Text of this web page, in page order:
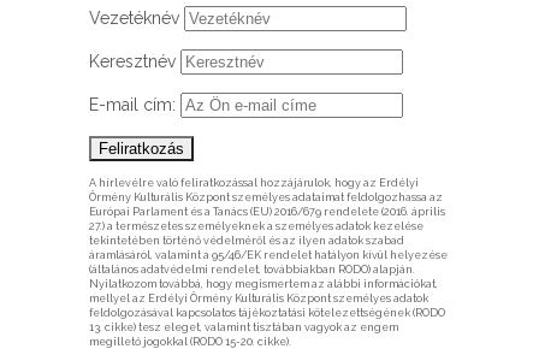
Vezetéknév
Keresztnév
E-mail cím:
A hírlevélre való feliratkozással hozzájárulok, hogy az Erdélyi
Örmény Kulturális Központ személyes adataimat feldolgozhassa az
Európai Parlament és a Tanács (EU) 2016/679 rendelete (2016. április
27.) a természetes személyeknek a személyes adatok kezelése
tekintetében történő védelméről és az ilyen adatok szabad
áramlásáról, valamint a 95/46/EK rendelet hatályon kívül helyezése
(általános adatvédelmi rendelet, továbbiakban RODO) alapján.
Nyilatkozom továbbá, hogy megismertem az alábbi információkat,
mellyel az Erdélyi Örmény Kulturális Központ személyes adatok
feldolgozásával kapcsolatos tájékoztatási kötelezettségének (RODO
13. cikke) tesz eleget, valamint tisztában vagyok az engem
megillető jogokkal (RODO 15-20. cikke).